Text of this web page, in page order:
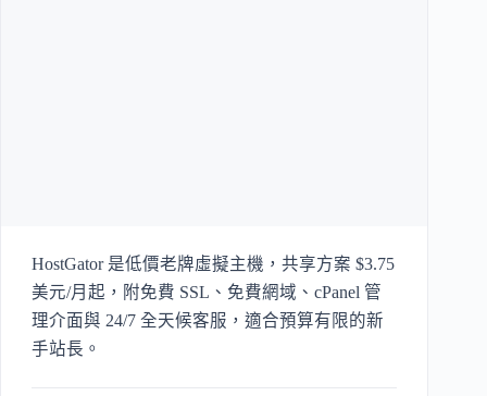
HostGator 是低價老牌虛擬主機，共享方案 $3.75
美元/月起，附免費 SSL、免費網域、cPanel 管
理介面與 24/7 全天候客服，適合預算有限的新
手站長。